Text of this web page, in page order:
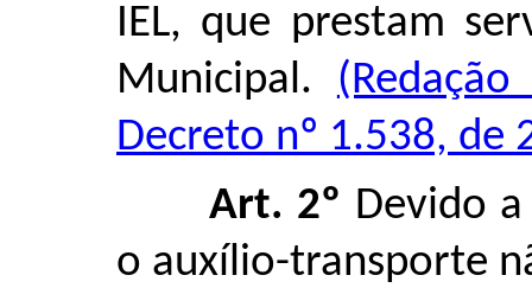
IEL, que prestam
Municipal.
Decreto nº 1.538, de
Art. 2º Devido
o auxílio-transporte